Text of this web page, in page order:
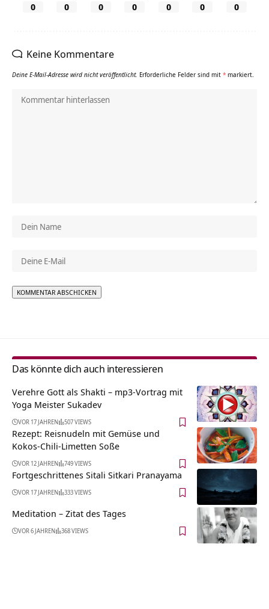
0 0 0 0 0 0 0
Keine Kommentare
Deine E-Mail-Adresse wird nicht veröffentlicht. Erforderliche Felder sind mit * markiert.
Das könnte dich auch interessieren
Verehre Gott als Shakti – mp3-Vortrag mit
Yoga Meister Sukadev
VOR 17 JAHREN 507 VIEWS
Rezept: Reisnudeln mit Gemüse und
Kokos-Chili-Limetten Soße
VOR 12 JAHREN 749 VIEWS
Fortgeschrittenes Sitali Sitkari Pranayama
VOR 17 JAHREN 333 VIEWS
Meditation – Zitat des Tages
VOR 6 JAHREN 368 VIEWS